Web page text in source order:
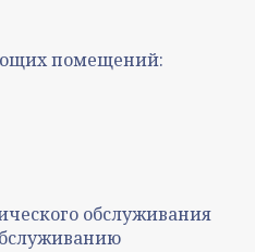
помещений:
обслуживания